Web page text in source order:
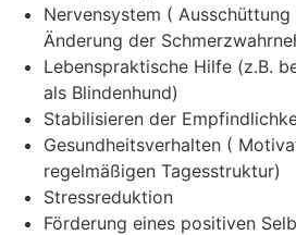
Nervensystem (
Änderung der
Lebenspraktische Hilfe (z.B.
als Blindenhund)
Stabilisieren der
Gesundheitsverhalten (
regelmäßigen Tagesstruktur)
Stressreduktion
Förderung eines positiven